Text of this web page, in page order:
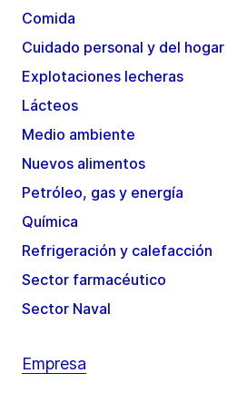
Comida
Cuidado personal y del hogar
Explotaciones lecheras
Lácteos
Medio ambiente
Nuevos alimentos
Petróleo, gas y energía
Química
Refrigeración y calefacción
Sector farmacéutico
Sector Naval
Empresa